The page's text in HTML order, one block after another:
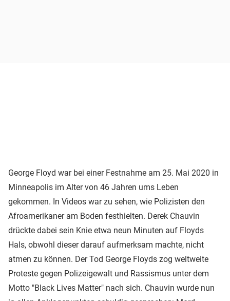
George Floyd war bei einer Festnahme am 25. Mai 2020 in
Minneapolis im Alter von 46 Jahren ums Leben
gekommen. In Videos war zu sehen, wie Polizisten den
Afroamerikaner am Boden festhielten. Derek Chauvin
drückte dabei sein Knie etwa neun Minuten auf Floyds
Hals, obwohl dieser darauf aufmerksam machte, nicht
atmen zu können. Der Tod George Floyds zog weltweite
Proteste gegen Polizeigewalt und Rassismus unter dem
Motto "Black Lives Matter" nach sich. Chauvin wurde nun